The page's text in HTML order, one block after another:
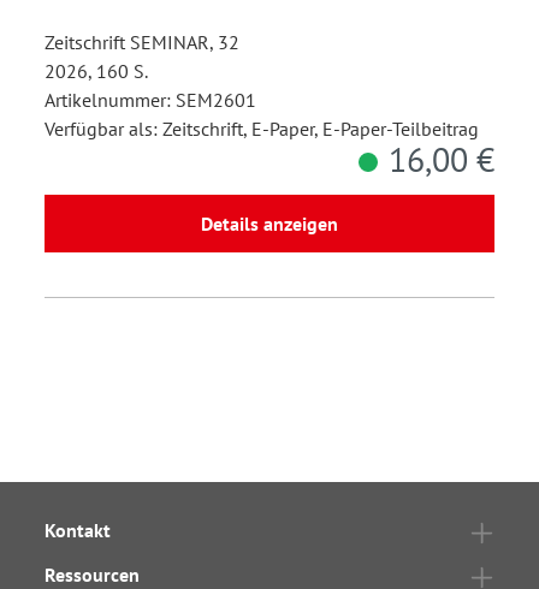
Zeitschrift SEMINAR, 32
2026, 160 S.
Artikelnummer: SEM2601
Verfügbar als: Zeitschrift, E-Paper, E-Paper-Teilbeitrag
16,00 €
Details anzeigen
Kontakt
Ressourcen